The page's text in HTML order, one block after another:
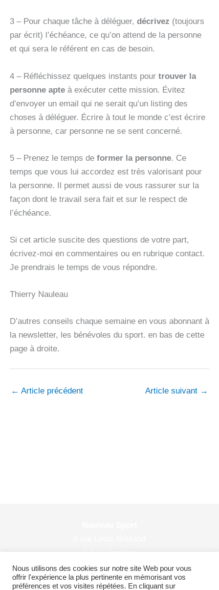
3 – Pour chaque tâche à déléguer, décrivez (toujours
par écrit) l’échéance, ce qu’on attend de la personne
et qui sera le référent en cas de besoin.
4 – Réfléchissez quelques instants pour trouver la
personne apte à exécuter cette mission. Évitez
d’envoyer un email qui ne serait qu’un listing des
choses à déléguer. Écrire à tout le monde c’est écrire
à personne, car personne ne se sent concerné.
5 – Prenez le temps de former la personne. Ce
temps que vous lui accordez est très valorisant pour
la personne. Il permet aussi de vous rassurer sur la
façon dont le travail sera fait et sur le respect de
l’échéance.
Si cet article suscite des questions de votre part,
écrivez-moi en commentaires ou en rubrique contact.
Je prendrais le temps de vous répondre.
Thierry Nauleau
D’autres conseils chaque semaine en vous abonnant à
la newsletter, les bénévoles du sport. en bas de cette
page à droite.
← Article précédent Article suivant →
© 2026 Nauleau Sport
Nous utilisons des cookies sur notre site Web pour vous
offrir l'expérience la plus pertinente en mémorisant vos
préférences et vos visites répétées. En cliquant sur